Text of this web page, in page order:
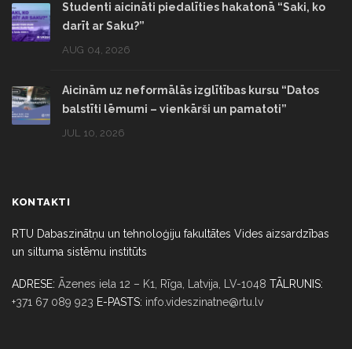
Studenti aicināti piedalīties hakatonā “Saki, ko
darīt ar Saku?”
AUG 04, 2026
Aicinām uz neformālās izglītības kursu “Datos
balstīti lēmumi – vienkārši un pamatoti”
JUL 10, 2026
KONTAKTI
RTU Dabaszinātņu un tehnoloģiju fakultātes Vides aizsardzības
un siltuma sistēmu institūts
ADRESE: Āzenes iela 12 – K1, Rīga, Latvija, LV-1048 TĀLRUNIS:
+371 67 089 923 E-PASTS: info.videszinatne@rtu.lv